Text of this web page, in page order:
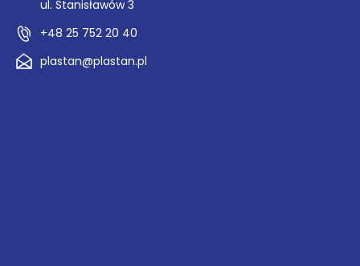
ul. Stanisławów 3
+48 25 752 20 40
plastan@plastan.pl